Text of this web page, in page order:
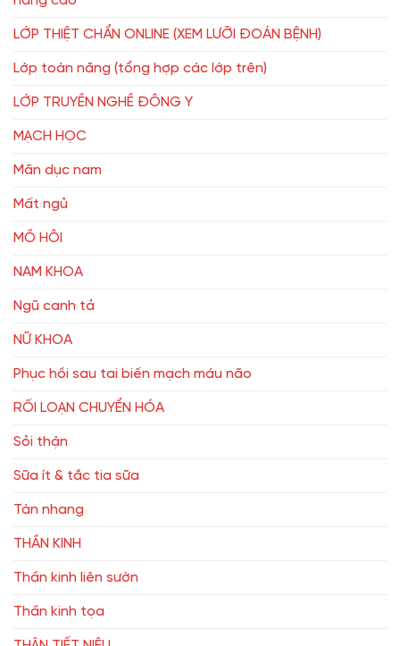
LỚP THIỆT CHẨN ONLINE (XEM LƯỠI ĐOÁN BỆNH)
Lớp toàn năng (tổng hợp các lớp trên)
LỚP TRUYỀN NGHỀ ĐÔNG Y
MẠCH HỌC
Mãn dục nam
Mất ngủ
MỒ HÔI
NAM KHOA
Ngũ canh tả
NỮ KHOA
Phục hồi sau tai biến mạch máu não
RỐI LOẠN CHUYỂN HÓA
Sỏi thận
Sữa ít & tắc tia sữa
Tàn nhang
THẦN KINH
Thần kinh liên sườn
Thần kinh tọa